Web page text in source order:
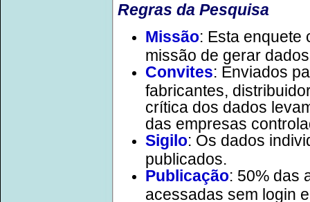
Regras da Pesquisa
Missão: Esta enquete
missão de gerar
Convites: Enviados
fabricantes,
crítica dos dados
das empresas
Sigilo: Os dados
publicados.
Publicação: 50% das
acessadas sem login